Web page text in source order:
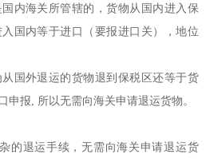
内海关所管辖的，货物从国内进入保
国内等于进口（要报进口关），地位
国外退运的货物退到保税区还等于货
申报, 所以无需向海关申请退运货物。
的退运手续，无需向海关申请退运货